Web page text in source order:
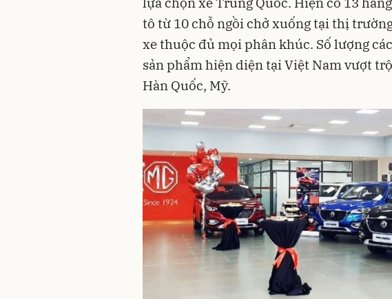
tô từ 10 chỗ ngồi chở xuống tại thị
xe thuộc đủ mọi phân khúc. Số lượng
sản phẩm hiện diện tại Việt Nam vượt
Hàn Quốc, Mỹ.